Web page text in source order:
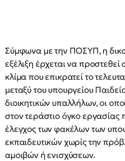
Σύμφωνα με την ΠΟΣΥΠ, η
εξέλιξη έρχεται να προστεθεί
κλίμα που επικρατεί το
μεταξύ του υπουργείου
διοικητικών υπαλλήλων, οι
στον τεράστιο όγκο εργασίας
έλεγχος των φακέλων των
εκπαιδευτικών χωρίς την
αμοιβών ή ενισχύσεων.